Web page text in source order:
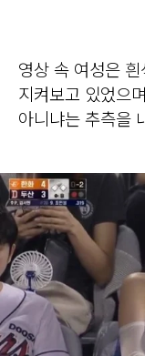
영상 속 여성은
지켜보고 있었으
아니냐는 추측을